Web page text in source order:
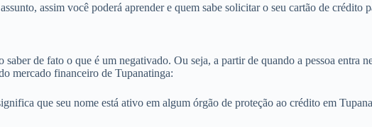
assim você poderá aprender e quem sabe solicitar o seu cartão de crédito
saber de fato o que é um negativado. Ou seja, a partir de quando a pessoa
mercado financeiro de Tupanatinga:
que seu nome está ativo em algum órgão de proteção ao crédito em